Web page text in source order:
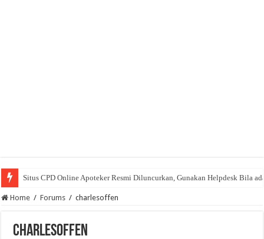
Situs CPD Online Apoteker Resmi Diluncurkan, Gunakan Helpdesk Bila
Home / Forums / charlesoffen
charlesoffen